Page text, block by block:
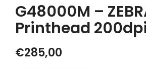
G48000M –
Printhead 200dpi
€285,00